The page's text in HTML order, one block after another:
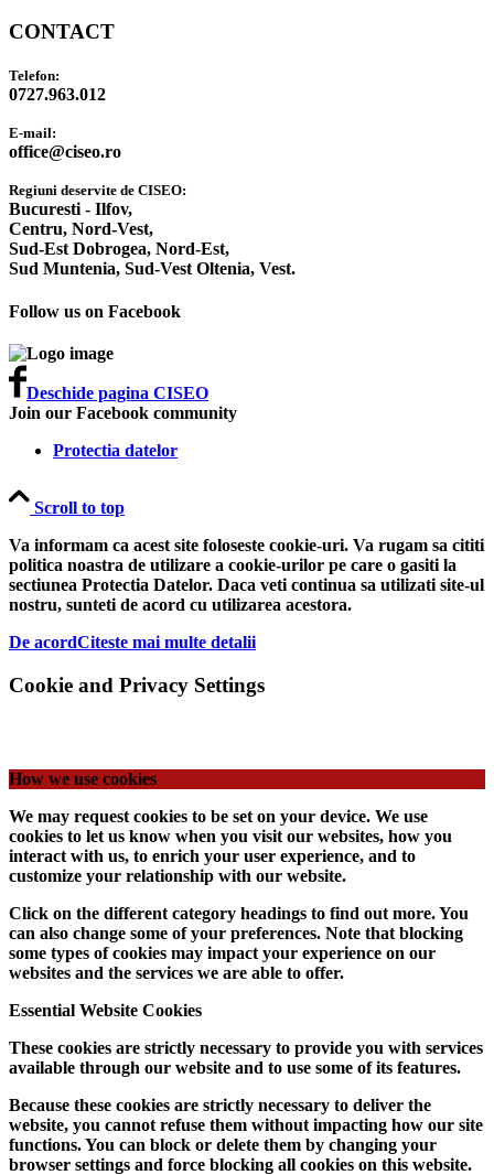
CONTACT
Telefon:
0727.963.012
E-mail:
office@ciseo.ro
Regiuni deservite de CISEO:
Bucuresti - Ilfov,
Centru, Nord-Vest,
Sud-Est Dobrogea, Nord-Est,
Sud Muntenia, Sud-Vest Oltenia, Vest.
Follow us on Facebook
Deschide pagina CISEO
Join our Facebook community
Protectia datelor
Scroll to top
Va informam ca acest site foloseste cookie-uri. Va rugam sa cititi
politica noastra de utilizare a cookie-urilor pe care o gasiti la
sectiunea Protectia Datelor. Daca veti continua sa utilizati site-ul
nostru, sunteti de acord cu utilizarea acestora.
De acordCiteste mai multe detalii
Cookie and Privacy Settings
How we use cookies
We may request cookies to be set on your device. We use
cookies to let us know when you visit our websites, how you
interact with us, to enrich your user experience, and to
customize your relationship with our website.
Click on the different category headings to find out more. You
can also change some of your preferences. Note that blocking
some types of cookies may impact your experience on our
websites and the services we are able to offer.
Essential Website Cookies
These cookies are strictly necessary to provide you with services
available through our website and to use some of its features.
Because these cookies are strictly necessary to deliver the
website, you cannot refuse them without impacting how our site
functions. You can block or delete them by changing your
browser settings and force blocking all cookies on this website.